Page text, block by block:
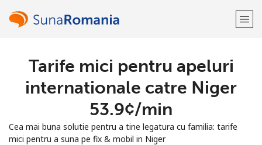
Bine-ai venit!
Inregistreaza-te cu
Tarife mici pentru apeluri
internationale catre Niger
⁦53.9¢⁩/min
Cea mai buna solutie pentru a tine legatura cu familia: tarife
mici pentru a suna pe fix & mobil in Niger